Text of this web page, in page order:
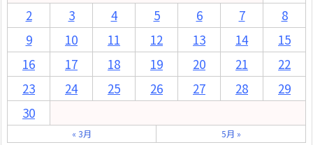
2
3 4 5 6 7
8
9
10 11 12 13 14
15
16
17 18 19 20 21
22
23
24 25 26 27 28
29
30
« 3月 5月 »